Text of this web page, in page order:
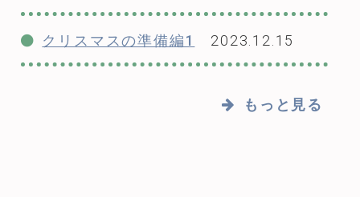
クリスマスの準備編1 2023.12.15
もっと見る